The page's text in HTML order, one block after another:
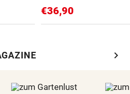
€36,90
chevron_right